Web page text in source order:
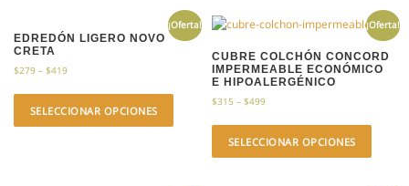
¡Oferta!
EDREDÓN LIGERO NOVO
CRETA
$279 – $419
SELECCIONAR OPCIONES
¡Oferta!
CUBRE COLCHÓN CONCORD
IMPERMEABLE ECONÓMICO
E HIPOALERGÉNICO
$315 –$499
SELECCIONAR OPCIONES